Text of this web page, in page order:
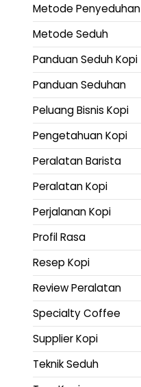
Metode Penyeduhan
Metode Seduh
Panduan Seduh Kopi
Panduan Seduhan
Peluang Bisnis Kopi
Pengetahuan Kopi
Peralatan Barista
Peralatan Kopi
Perjalanan Kopi
Profil Rasa
Resep Kopi
Review Peralatan
Specialty Coffee
Supplier Kopi
Teknik Seduh